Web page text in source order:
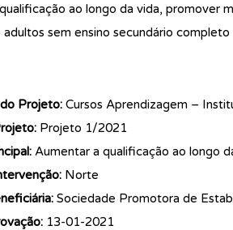
ao longo da vida, promover
adultos sem ensino secundário
Projeto: Cursos Aprendizagem –
Projeto 1/2021
Aumentar a qualificação ao longo
Norte
Sociedade Promotora de
13-01-2021